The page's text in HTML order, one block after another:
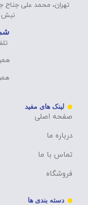
تهران، محمد علی جناح
نبش
تلفن:
همراه:
همراه:
لینک های مفید
صفحه اصلی
درباره ما
تماس با ما
فروشگاه
دسته بندی ها